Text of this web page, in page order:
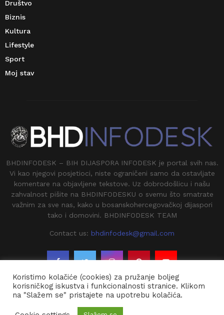
Društvo
Biznis
Kultura
Lifestyle
Sport
Moj stav
BHDINFODESK – BIH DIJASPORA INFODESK je portal svih nas.
Vi kao njegovi posjetioci, niste ograničeni samo da ostavljate
komentare na objavljene tekstove. Uz dobrodošlicu i našu
zahvalnost pišite na BHDINFODESKU o svemu što smatrate
važnim za sve nas, kako u bosanskohercegovačkoj dijaspori
tako i domovini. BHDINFODESK TEAM
Contact us: bhdinfodesk@gmail.com
@2020 - BHDINFODESK. All Right Reserved.
Koristimo kolačiće (cookies) za pružanje boljeg
korisničkog iskustva i funkcionalnosti stranice. Klikom
na "Slažem se" pristajete na upotrebu kolačića.